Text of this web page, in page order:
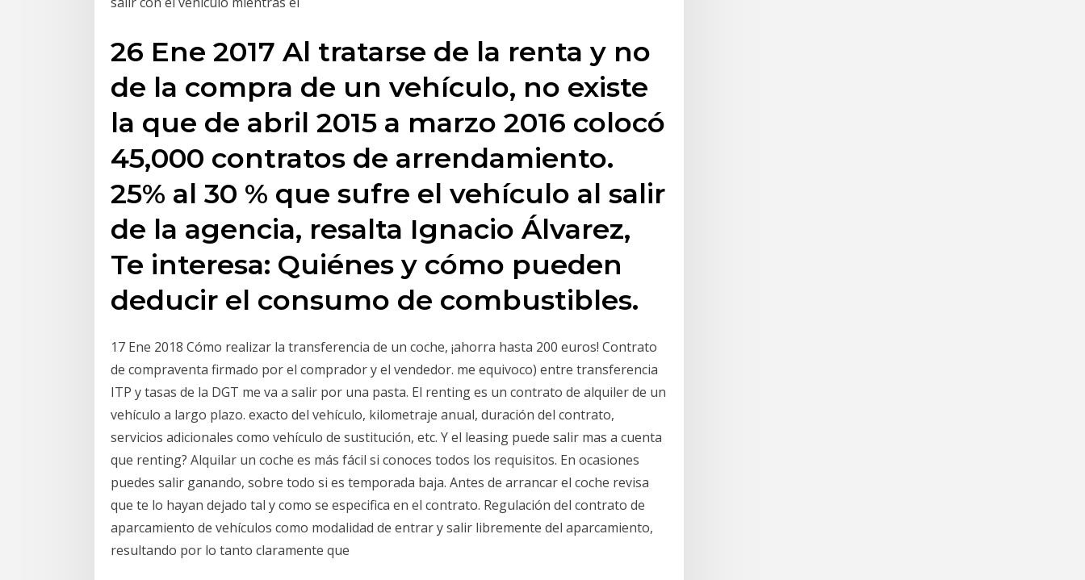
26 Ene 2017 Al tratarse de la renta y no
de la compra de un vehículo, no existe
la que de abril 2015 a marzo 2016 colocó
45,000 contratos de arrendamiento.
25% al 30 % que sufre el vehículo al salir
de la agencia, resalta Ignacio Álvarez,
Te interesa: Quiénes y cómo pueden
deducir el consumo de combustibles.
17 Ene 2018 Cómo realizar la transferencia de un coche, ¡ahorra hasta 200 euros! Contrato
de compraventa firmado por el comprador y el vendedor. me equivoco) entre transferencia
ITP y tasas de la DGT me va a salir por una pasta. El renting es un contrato de alquiler de un
vehículo a largo plazo. exacto del vehículo, kilometraje anual, duración del contrato,
servicios adicionales como vehículo de sustitución, etc. Y el leasing puede salir mas a cuenta
que renting? Alquilar un coche es más fácil si conoces todos los requisitos. En ocasiones
puedes salir ganando, sobre todo si es temporada baja. Antes de arrancar el coche revisa
que te lo hayan dejado tal y como se especifica en el contrato. Regulación del contrato de
aparcamiento de vehículos como modalidad de entrar y salir libremente del aparcamiento,
resultando por lo tanto claramente que